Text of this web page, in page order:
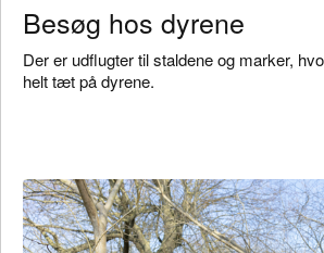
Besøg hos dyrene
Der er udflugter til staldene og marker,
helt tæt på dyrene.